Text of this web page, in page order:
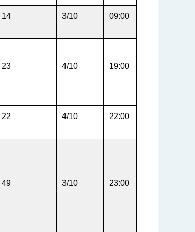
14 3/10 09:00
23 4/10
19:00
22 4/10 22:00
49 3/10 23:00